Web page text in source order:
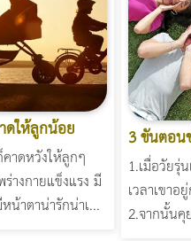
ดให้ลูกน้อย
ดหวังให้ลูกๆ
างกายแข็งแรง มี
าตาน่ารักน่าเ...
3 ขั้นตอน
1.เมื่อวัยรุ่
เวลาเขา
2.จากนั้นคุ